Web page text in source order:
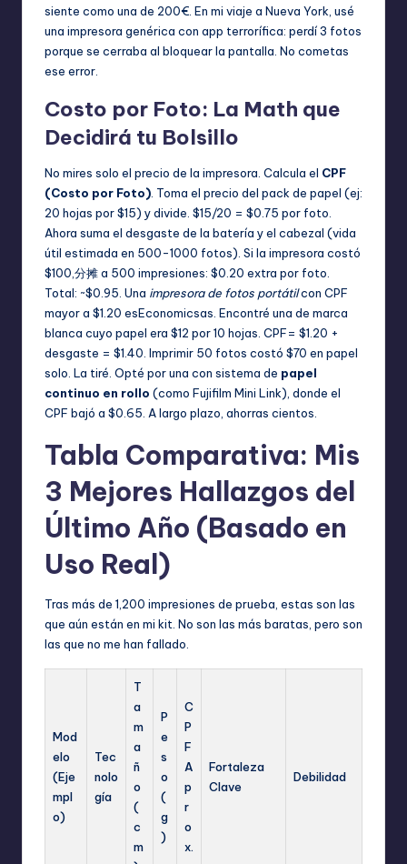
siente como una de 200€. En mi viaje a Nueva York, usé
una impresora genérica con app terrorífica: perdí 3 fotos
porque se cerraba al bloquear la pantalla. No cometas
ese error.
Costo por Foto: La Math que
Decidirá tu Bolsillo
No mires solo el precio de la impresora. Calcula el CPF
(Costo por Foto) . Toma el precio del pack de papel (ej:
20 hojas por $15) y divide. $15/20 = $0.75 por foto.
Ahora suma el desgaste de la batería y el cabezal (vida
útil estimada en 500-1000 fotos). Si la impresora costó
$100,分摊 a 500 impresiones: $0.20 extra por foto.
Total: ~$0.95. Una impresora de fotos portátilcon CPF
mayor a $1.20 esEconomicsas. Encontré una de marca
blanca cuyo papel era $12 por 10 hojas. CPF= $1.20 +
desgaste = $1.40. Imprimir 50 fotos costó $70 en papel
solo. La tiré. Opté por una con sistema de papel
continuo en rollo (como Fujifilm Mini Link), donde el
CPF bajó a $0.65. A largo plazo, ahorras cientos.
Tabla Comparativa: Mis
3 Mejores Hallazgos del
Último Año (Basado en
Uso Real)
Tras más de 1,200 impresiones de prueba, estas son las
que aún están en mi kit. No son las más baratas, pero son
las que no me han fallado.
Mod
elo
(Eje
mpl
o)
Tec
nolo
gía
T
a
m
a
ñ
o
(
c
m
P
e
s
o
(
g
)
C
P
F
A
p
r
o
x.
Fortaleza
Clave
Debilidad